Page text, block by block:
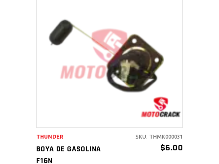
AÑADIR AL CARRITO
BOYA DE GASOLINA
F16N
$6.00
THUNDER SKU: THMK000031